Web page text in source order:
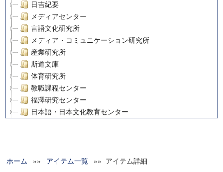
日吉紀要
メディアセンター
言語文化研究所
メディア・コミュニケーション研究所
産業研究所
斯道文庫
体育研究所
教職課程センター
福澤研究センター
日本語・日本文化教育センター
グローバルリサーチインスティテュート
ホーム »» アイテム一覧 »» アイテム詳細